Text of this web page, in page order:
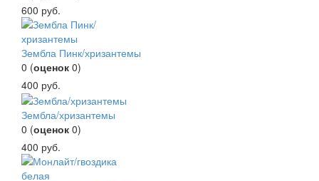
600 руб.
Зембла Пинк/хризантемы
0 (оценок 0)
400 руб.
Зембла/хризантемы
0 (оценок 0)
400 руб.